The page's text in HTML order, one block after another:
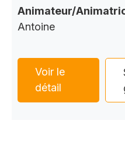
Animateur/
Antoine
Voir le
détail